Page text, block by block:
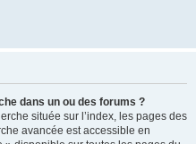
dans un ou des forums ?
située sur l’index, les pages des
avancée est accessible en